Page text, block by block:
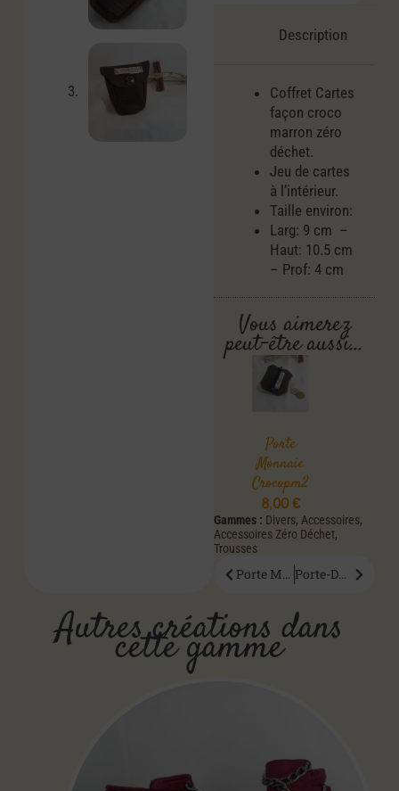
Description
Coffret Cartes
façon croco
marron zéro
déchet.
Jeu de cartes
à l’intérieur.
Taille environ:
Larg: 9 cm –
Haut: 10.5 cm
– Prof: 4 cm
Vous aimerez
peut-être aussi…
Porte
Monnaie
Crocopm2
8,00 €
Gammes : Divers, Accessoires,
Accessoires Zéro Déchet,
Trousses
Porte Monnaie Lilipm Porte-Documents Instrupd
Autres créations dans
cette gamme